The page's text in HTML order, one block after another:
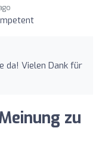
da! Vielen Dank für
zu